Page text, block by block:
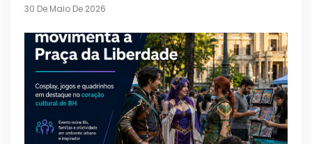
30 De Maio De 2026